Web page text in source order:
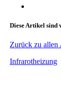
Diese Artikel sind
Zurück zu allen
Infrarotheizung